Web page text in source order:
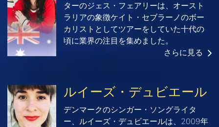
ターのジェス・フェアリーは、オースト
ラリアの象徴ケイト・セブラーノのボー
カリストとしてツアーをしていた十代の
頃に業界の注目を集めました。
さらに見る
ルイーズ・デュビエール
デンマークのシンガー・ソングライタ
ー、ルイーズ・デュビエールは、2009年